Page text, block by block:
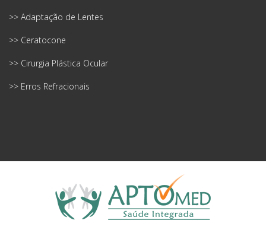
>> Adaptação de Lentes
>> Ceratocone
>> Cirurgia Plástica Ocular
>> Erros Refracionais